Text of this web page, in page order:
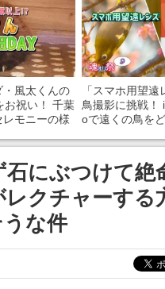
・風太くんの
お祝い！ 千葉
モニーの様
「スマホ用望
鳥撮影に挑戦！
oで遠くの鳥を
にぶつけて絶
クチャーする
な件